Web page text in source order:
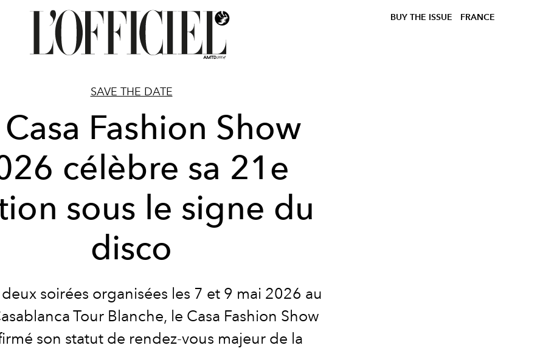
BUY THE ISSUE FRANCE
SAVE THE DATE
Casa Fashion Show
célèbre sa 21e
sous le signe du
disco
soirées organisées les 7 et 9 mai 2026 au
Tour Blanche, le Casa Fashion Show
son statut de rendez-vous majeur de la